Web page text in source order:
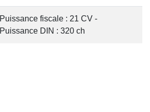
Puissance fiscale : 21 CV -
Puissance DIN : 320 ch